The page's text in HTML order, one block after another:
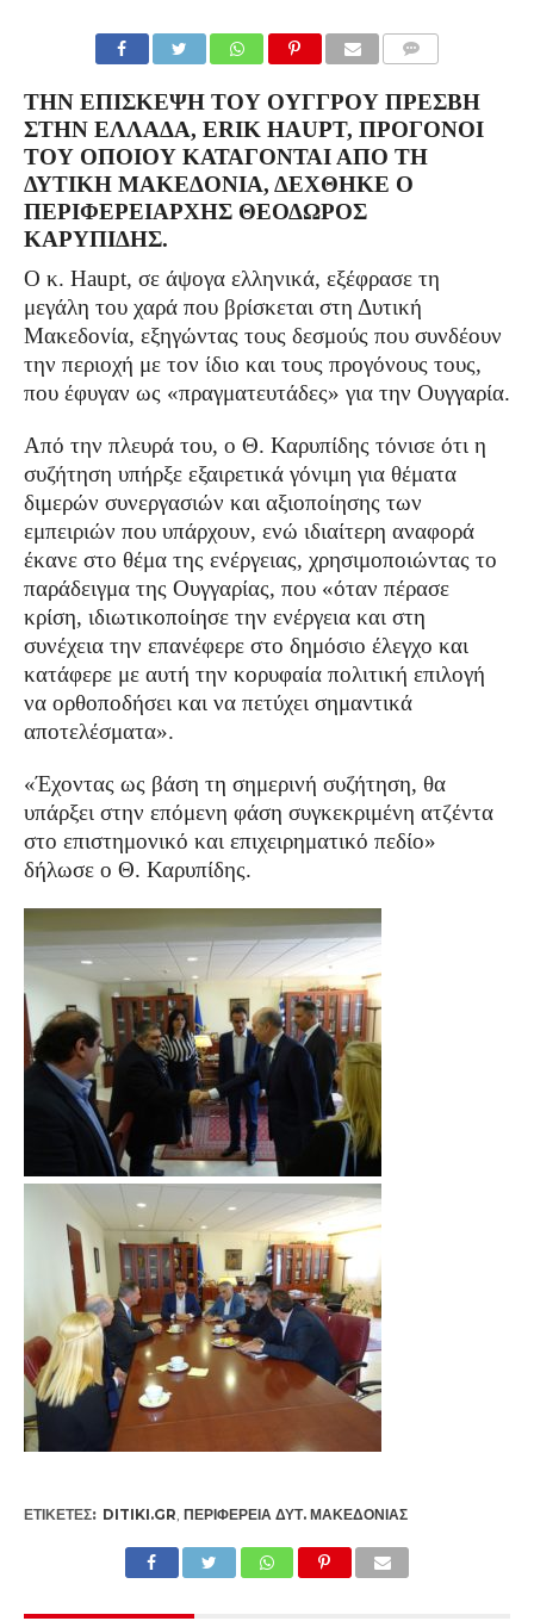
ΤΗΝ ΕΠΊΣΚΕΨΗ ΤΟΥ ΟΎΓΓΡΟΥ ΠΡΈΣΒΗ
ΣΤΗΝ ΕΛΛΆΔΑ, ERIK HAUPT, ΠΡΌΓΟΝΟΙ
ΤΟΥ ΟΠΟΊΟΥ ΚΑΤΆΓΟΝΤΑΙ ΑΠΌ ΤΗ
ΔΥΤΙΚΉ ΜΑΚΕΔΟΝΊΑ, ΔΈΧΘΗΚΕ Ο
ΠΕΡΙΦΕΡΕΙΆΡΧΗΣ ΘΕΌΔΩΡΟΣ
ΚΑΡΥΠΊΔΗΣ.
Ο κ. Haupt, σε άψογα ελληνικά, εξέφρασε τη
μεγάλη του χαρά που βρίσκεται στη Δυτική
Μακεδονία, εξηγώντας τους δεσμούς που συνδέουν
την περιοχή με τον ίδιο και τους προγόνους τους,
που έφυγαν ως «πραγματευτάδες» για την Ουγγαρία.
Από την πλευρά του, ο Θ. Καρυπίδης τόνισε ότι η
συζήτηση υπήρξε εξαιρετικά γόνιμη για θέματα
διμερών συνεργασιών και αξιοποίησης των
εμπειριών που υπάρχουν, ενώ ιδιαίτερη αναφορά
έκανε στο θέμα της ενέργειας, χρησιμοποιώντας το
παράδειγμα της Ουγγαρίας, που «όταν πέρασε
κρίση, ιδιωτικοποίησε την ενέργεια και στη
συνέχεια την επανέφερε στο δημόσιο έλεγχο και
κατάφερε με αυτή την κορυφαία πολιτική επιλογή
να ορθοποδήσει και να πετύχει σημαντικά
αποτελέσματα».
«Έχοντας ως βάση τη σημερινή συζήτηση, θα
υπάρξει στην επόμενη φάση συγκεκριμένη ατζέντα
στο επιστημονικό και επιχειρηματικό πεδίο»
δήλωσε ο Θ. Καρυπίδης.
ΕΤΙΚΕΤΕΣ: DITIKI.GR ΠΕΡΙΦΈΡΕΙΑ ΔΥΤ. ΜΑΚΕΔΟΝΊΑΣ